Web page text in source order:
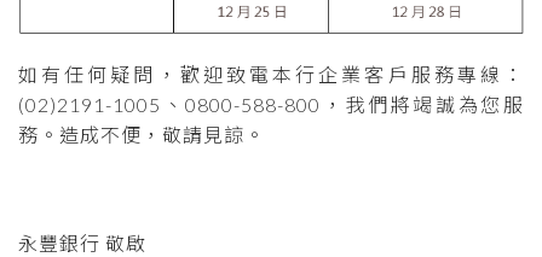
如有任何疑問，歡迎致電本行企業客戶服務專線：
(02)2191-1005 、0800-588-800 ，我們將竭誠為您服
務。造成不便，敬請見諒。
永豐銀行 敬啟